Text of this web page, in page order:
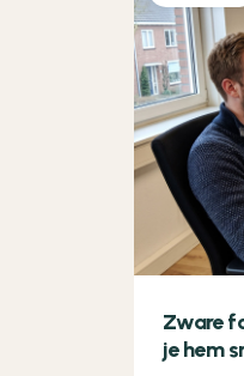
Zware
je hem